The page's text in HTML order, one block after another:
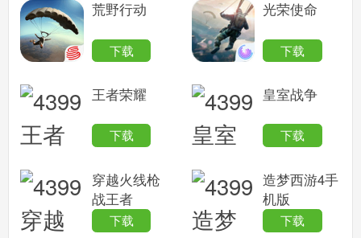
荒野行动
下载
光荣使命
下载
王者荣耀
下载
皇室战争
下载
穿越火线枪
战王者
下载
造梦西游4手
机版
下载